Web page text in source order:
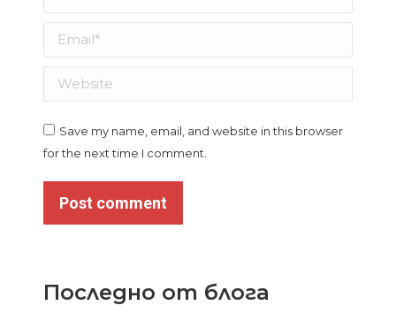
Email *
Website
Save my name, email, and website in this browser
for the next time I comment.
Post comment
Последно от блога